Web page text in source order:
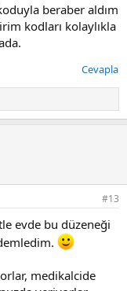
beraber aldım
kodları kolaylıkla
Cevapla
#13
evde bu düzeneği
medikalcide